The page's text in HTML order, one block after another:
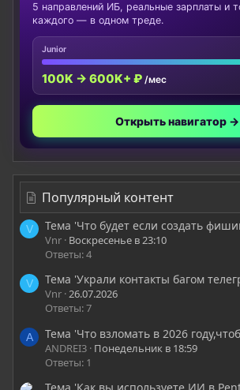
5 направлений ИБ, реальные зарплаты и
каждого — в одном треде.
Junior
100K → 600K+ ₽ /мес
Открыть навигатор →
Популярный контент
V Тема 'Что будет если создать
Vnr Воскресенье в 23:10
Ответы: 4
V Тема 'Украли контакты багом
Vnr 26.07.2026
Ответы: 7
A Тема 'Что взломать в 2026
ANDREI3 Понедельник в 18:59
Ответы: 1